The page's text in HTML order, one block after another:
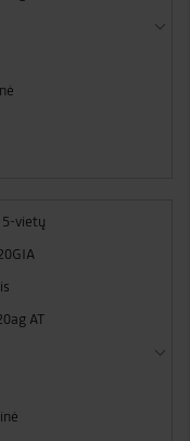
vietų
AT